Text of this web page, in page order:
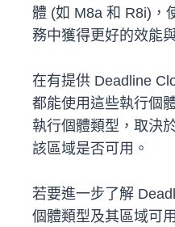
體 (如 M8a 和 R8i)，
務中獲得更好的效能
在有提供 Deadline
都能使用這些執行個
執行個體類型，取決
該區域是否可用。
若要進一步了解
個體類型及其區域可